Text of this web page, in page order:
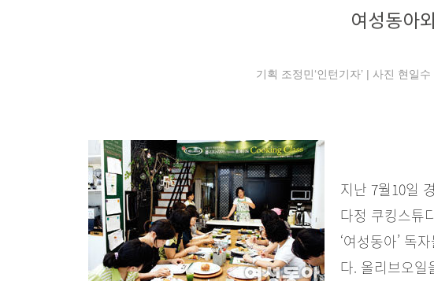
여성동아
기획 조정민‘인턴기자’ | 사진 현일
지난 7월10일
다정 쿠킹스튜
‘여성동아’ 독
다. 올리브오